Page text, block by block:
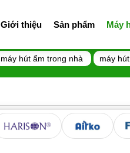
Giới thiệu Sản phẩm Máy
máy hút ẩm trong nhà máy